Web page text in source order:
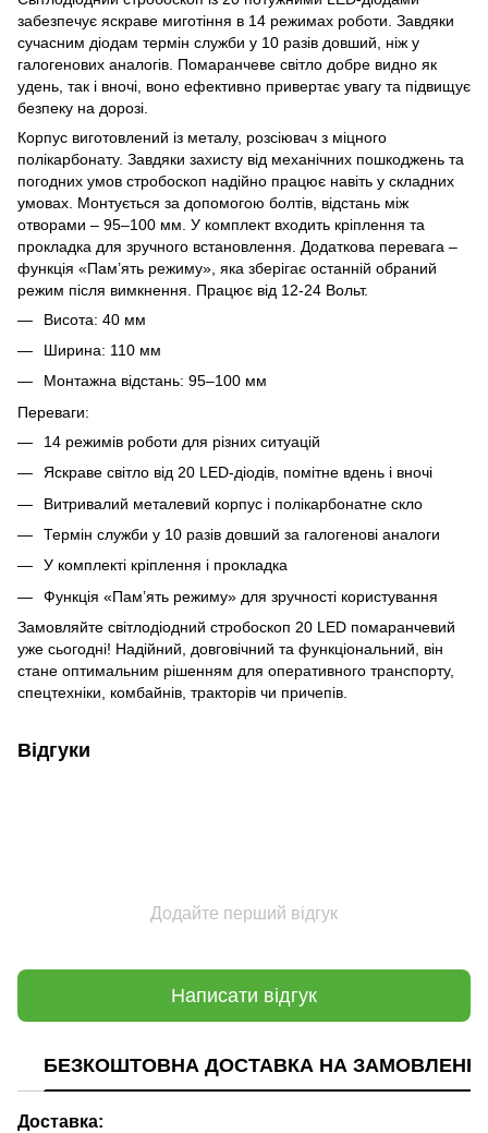
забезпечує яскраве миготіння в 14 режимах роботи. Завдяки
сучасним діодам термін служби у 10 разів довший, ніж у
галогенових аналогів. Помаранчеве світло добре видно як
удень, так і вночі, воно ефективно привертає увагу та підвищує
безпеку на дорозі.
Корпус виготовлений із металу, розсіювач з міцного
полікарбонату. Завдяки захисту від механічних пошкоджень та
погодних умов стробоскоп надійно працює навіть у складних
умовах. Монтується за допомогою болтів, відстань між
отворами – 95–100 мм. У комплект входить кріплення та
прокладка для зручного встановлення. Додаткова перевага –
функція «Пам’ять режиму», яка зберігає останній обраний
режим після вимкнення. Працює від 12-24 Вольт.
Висота: 40 мм
Ширина: 110 мм
Монтажна відстань: 95–100 мм
Переваги:
14 режимів роботи для різних ситуацій
Яскраве світло від 20 LED-діодів, помітне вдень і вночі
Витривалий металевий корпус і полікарбонатне скло
Термін служби у 10 разів довший за галогенові аналоги
У комплекті кріплення і прокладка
Функція «Пам’ять режиму» для зручності користування
Замовляйте світлодіодний стробоскоп 20 LED помаранчевий
уже сьогодні! Надійний, довговічний та функціональний, він
стане оптимальним рішенням для оперативного транспорту,
спецтехніки, комбайнів, тракторів чи причепів.
Відгуки
Додайте перший відгук
Написати відгук
БЕЗКОШТОВНА ДОСТАВКА НА ЗАМОВЛЕННЯ
Доставка: